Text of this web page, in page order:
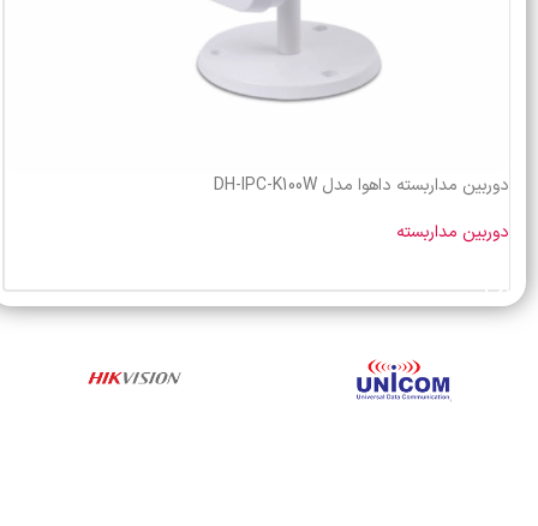
دوربین مداربسته داهوا مدل DH-IPC-K100W
دوربین مداربسته